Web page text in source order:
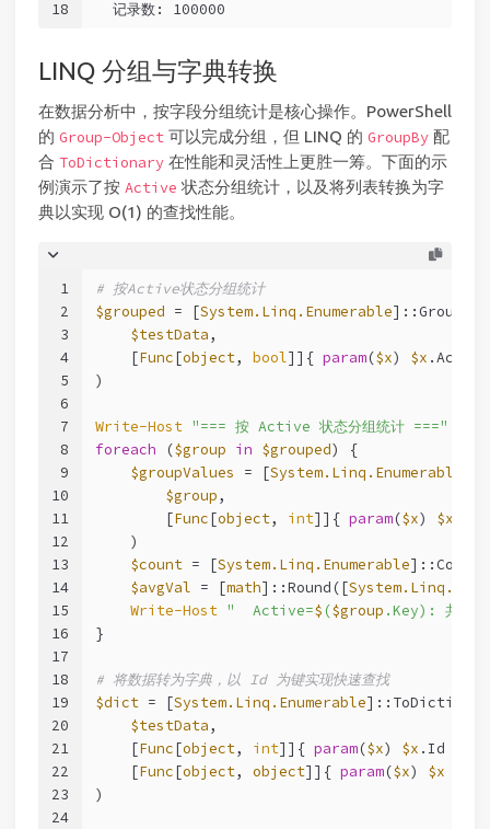
18
  记录数: 100000
LINQ 分组与字典转换
在数据分析中，按字段分组统计是核心操作。PowerShell
的 Group-Object 可以完成分组，但 LINQ 的 GroupBy 配
合 ToDictionary 在性能和灵活性上更胜一筹。下面的示
例演示了按 Active 状态分组统计，以及将列表转换为字
典以实现 O(1) 的查找性能。
1
2
3
4
5
6
7
8
9
10
11
12
13
14
15
16
17
18
19
20
21
22
23
24
# 按Active状态分组统计
$grouped = [System.Linq.Enumerable]::GroupBy(
$testData,
    [
Func[object, bool]]{ param($x) $x
)
Write-Host "=== 按 Active 状态分组统计 ==="
foreach ($group in $grouped) {
$groupValues = [System.Linq.Enumerable
$group,
        [
Func[object, int]]{ param($x) $x
    )
$count = [System.Linq.Enumerable]::Count(
$avgVal = [math]::Round([
Write-Host "  Active=$ ($group .Key): 共
}
# 将数据转为字典，以 Id 为键实现快速查找
$dict = [System.Linq.Enumerable
$testData,
    [
Func[object, int]]{ param($x) $x .Id },
    [
Func[object, object]]{ param($x) $x
)